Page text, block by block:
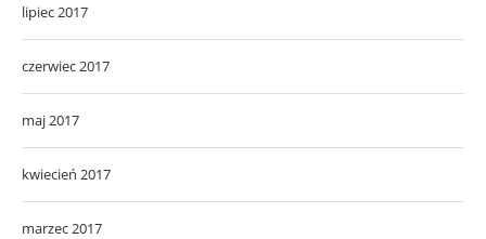
lipiec 2017
czerwiec 2017
maj 2017
kwiecień 2017
marzec 2017